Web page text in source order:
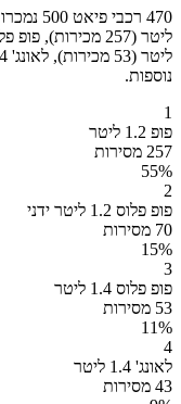
נוספות.
1
פופ 1.2 ליטר
257 מסירות
55%
2
פופ פלוס 1.2 ליטר ידני
70 מסירות
15%
3
פופ פלוס 1.4 ליטר
53 מסירות
11%
4
לאונג' 1.4 ליטר
43 מסירות